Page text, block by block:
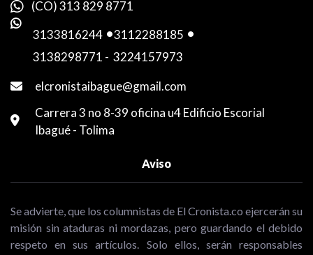
(CO) 313 829 8771
3133816244 -3112288185 -
3138298771 - 3224157973
elcronistaibague@gmail.com
Carrera 3 no 8-39 oficina u4 Edificio Escorial
Ibagué - Tolima
Aviso
Se advierte, que los columnistas de El Cronista.co ejercerán su
misión sin ataduras ni mordazas, pero guardando el debido
respeto en sus artículos. Solo ellos, serán responsables